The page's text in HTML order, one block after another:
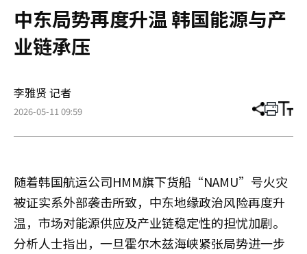
中东局势再度升温 韩国能源与产
业链承压
李雅贤 记者
2026-05-11 09:59 分
章
打 调
小
随着韩国航运公司HMM旗下货船“NAMU”号火灾
被证实系外部袭击所致，中东地缘政治风险再度升
温，市场对能源供应及产业链稳定性的担忧加剧。
分析人士指出，一旦霍尔木兹海峡紧张局势进一步